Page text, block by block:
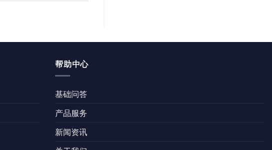
帮助中心
基础问答
产品服务
新闻资讯